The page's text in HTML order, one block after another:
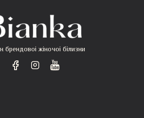
брендовоі жіночоі білизни